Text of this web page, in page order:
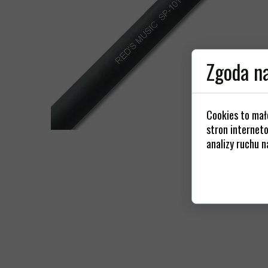
Złącza /
Zgoda
Cookies to
stron
analizy ruchu